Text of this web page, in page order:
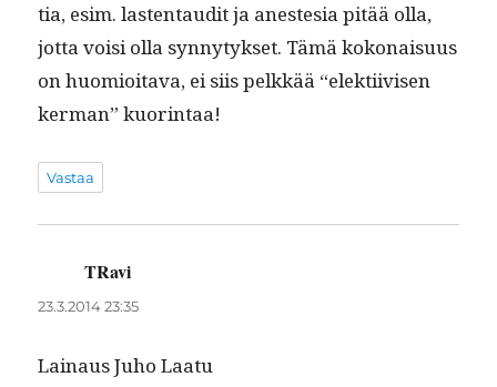
tia, esim. las­ten­tau­dit ja aneste­sia pitää olla,
jot­ta voisi olla syn­ny­tyk­set. Tämä kokon­aisu­us
on huomioita­va, ei siis pelkkää “elek­ti­ivisen
ker­man” kuorintaa!
Vastaa
TRavi
23.3.2014 23:35
Lain­aus Juho Laatu